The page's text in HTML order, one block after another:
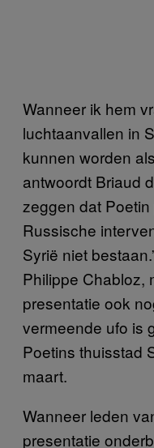
Wanneer ik hem
luchtaanvallen in
kunnen worden
antwoordt Briaud
zeggen dat Poetin
Russische
Syrië niet
Philippe Chabloz,
presentatie ook
vermeende ufo is
Poetins thuisstad
maart.
Wanneer leden
presentatie